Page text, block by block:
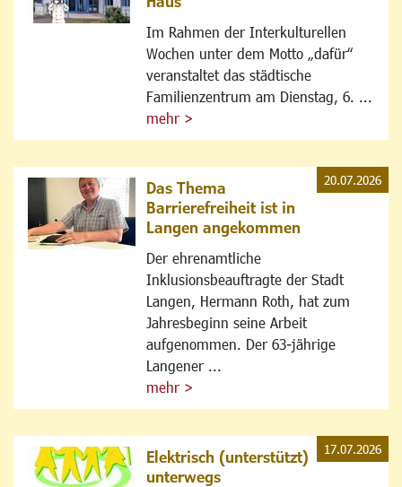
Im Rahmen der Interkulturellen
Wochen unter dem Motto „dafür“
veranstaltet das städtische
Familienzentrum am Dienstag, 6. ...
mehr >
Das Thema
Barrierefreiheit ist in
Langen angekommen
Der ehrenamtliche
Inklusionsbeauftragte der Stadt
Langen, Hermann Roth, hat zum
Jahresbeginn seine Arbeit
aufgenommen. Der 63-jährige
Langener ...
mehr >
20.07.2026
Elektrisch (unterstützt)
unterwegs
17.07.2026